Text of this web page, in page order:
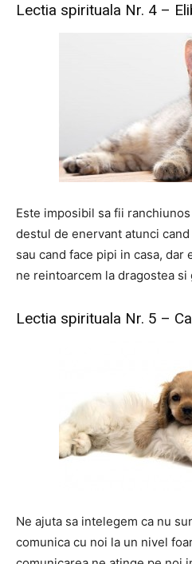
Lectia spirituala Nr. 4 –
Este imposibil sa fii
destul de enervant atunci
sau cand face pipi in casa,
ne reintoarcem la dragostea
Lectia spirituala Nr. 5 –
Ne ajuta sa intelegem ca nu
comunica cu noi la un nivel